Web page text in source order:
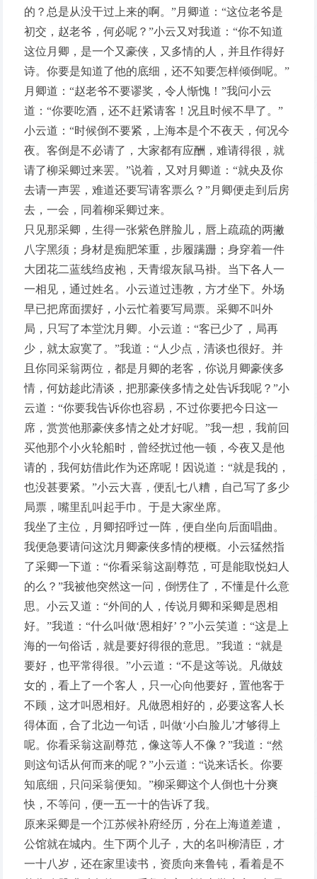
的？总是从没干过上来的啊。”月卿道：“这位老爷是
初交，赵老爷，何必呢？”小云又对我道：“你不知道
这位月卿，是一个又豪侠，又多情的人，并且作得好
诗。你要是知道了他的底细，还不知要怎样倾倒呢。”
月卿道：“赵老爷不要谬奖，令人惭愧！”我问小云
道：“你要吃酒，还不赶紧请客！况且时候不早了。”
小云道：“时候倒不要紧，上海本是个不夜天，何况今
夜。客倒是不必请了，大家都有应酬，难请得很，就
请了柳采卿过来罢。”说着，又对月卿道：“就央及你
去请一声罢，难道还要写请客票么？”月卿便走到后房
去，一会，同着柳采卿过来。
只见那采卿，生得一张紫色胖脸儿，唇上疏疏的两撇
八字黑须；身材是痴肥笨重，步履蹒跚；身穿着一件
大团花二蓝线绉皮袍，天青缎灰鼠马褂。当下各人一
一相见，通过姓名。小云道过违教，方才坐下。外场
早已把席面摆好，小云忙着要写局票。采卿不叫外
局，只写了本堂沈月卿。小云道：“客已少了，局再
少，就太寂寞了。”我道：“人少点，清谈也很好。并
且你同采翁两位，都是月卿的老客，你说月卿豪侠多
情，何妨趁此清谈，把那豪侠多情之处告诉我呢？”小
云道：“你要我告诉你也容易，不过你要把今日这一
席，赏赏他那豪侠多情之处才好呢。”我一想，我前回
买他那个小火轮船时，曾经扰过他一顿，今夜又是他
请的，我何妨借此作为还席呢！因说道：“就是我的，
也没甚要紧。”小云大喜，便乱七八糟，自己写了多少
局票，嘴里乱叫起手巾。于是大家坐席。
我坐了主位，月卿招呼过一阵，便自坐向后面唱曲。
我便急要请问这沈月卿豪侠多情的梗概。小云猛然指
了采卿一下道：“你看采翁这副尊范，可是能取悦妇人
的么？”我被他突然这一问，倒愣住了，不懂是什么意
思。小云又道：“外间的人，传说月卿和采卿是恩相
好。”我道：“什么叫做‘恩相好’？”小云笑道：“这是上
海的一句俗话，就是要好得很的意思。”我道：“就是
要好，也平常得很。”小云道：“不是这等说。凡做妓
女的，看上了一个客人，只一心向他要好，置他客于
不顾，这才叫恩相好。凡做恩相好的，必要这客人长
得体面，合了北边一句话，叫做‘小白脸儿’才够得上
呢。你看采翁这副尊范，像这等人不像？”我道：“然
则这句话从何而来的呢？”小云道：“说来话长。你要
知底细，只问采翁便知。”柳采卿这个人倒也十分爽
快，不等问，便一五一十的告诉了我。
原来采卿是一个江苏候补府经历，分在上海道差遣，
公馆就在城内。生下两个儿子，大的名叫柳清臣，才
一十八岁，还在家里读书，资质向来鲁钝，看着是不